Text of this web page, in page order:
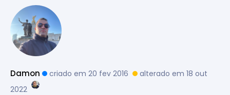
Damon criado em 20 fev 2016
alterado em 18 out
2022